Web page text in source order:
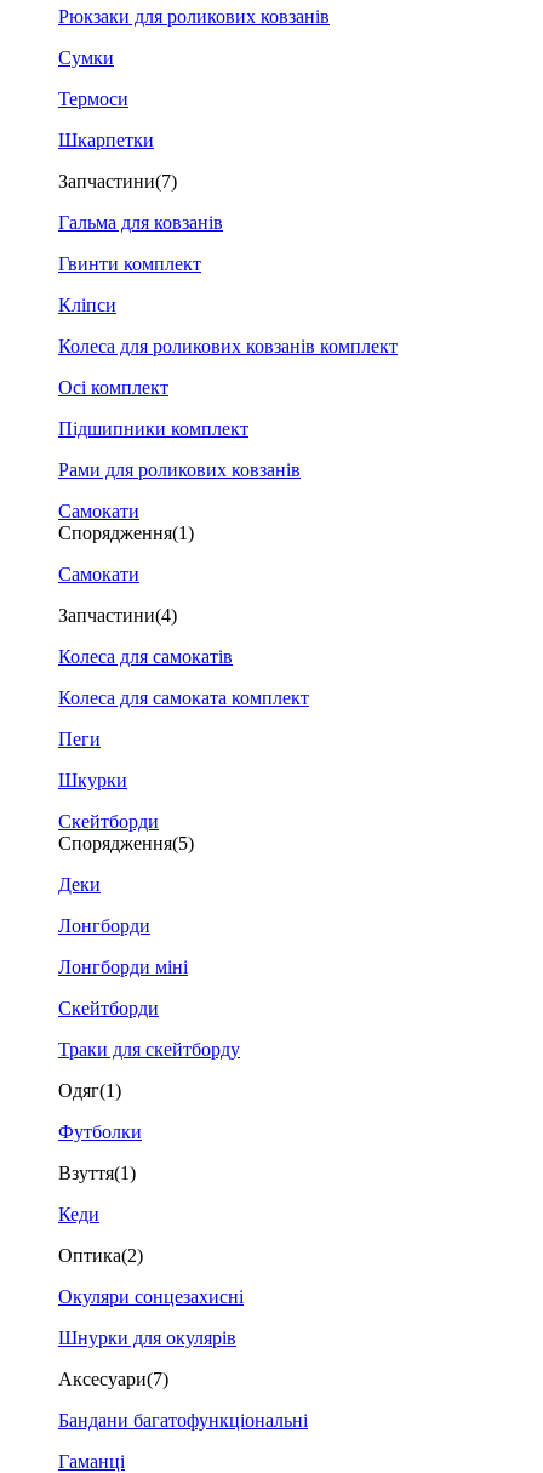
Рюкзаки для роликових ковзанів
Сумки
Термоси
Шкарпетки
Запчастини(7)
Гальма для ковзанів
Гвинти комплект
Кліпси
Колеса для роликових ковзанів комплект
Осі комплект
Підшипники комплект
Рами для роликових ковзанів
Самокати
Спорядження(1)
Самокати
Запчастини(4)
Колеса для самокатів
Колеса для самоката комплект
Пеги
Шкурки
Скейтборди
Спорядження(5)
Деки
Лонгборди
Лонгборди міні
Скейтборди
Траки для скейтборду
Одяг(1)
Футболки
Взуття(1)
Кеди
Оптика(2)
Окуляри сонцезахисні
Шнурки для окулярів
Аксесуари(7)
Бандани багатофункціональні
Гаманці